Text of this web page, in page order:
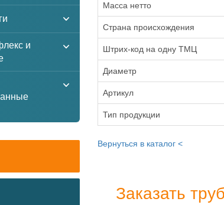
и
Масса нетто
Страна происхождения
Штрих-код на одну ТМЦ
Диаметр
Артикул
Тип продукции
Вернуться в каталог <
Заказать